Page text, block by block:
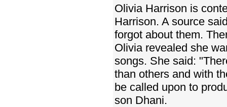
Olivia Harrison is
Harrison. A source
forgot about them.
Olivia revealed she
songs. She said:
than others and with
be called upon to
son Dhani.